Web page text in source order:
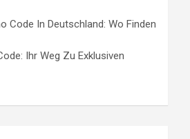
Code In Deutschland: Wo Finden
Ihr Weg Zu Exklusiven